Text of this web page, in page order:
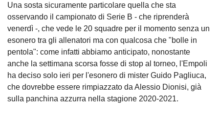
Una sosta sicuramente particolare quella che sta
osservando il campionato di Serie B - che riprenderà
venerdì -, che vede le 20 squadre per il momento senza un
esonero tra gli allenatori ma con qualcosa che "bolle in
pentola": come infatti abbiamo anticipato, nonostante
anche la settimana scorsa fosse di stop al torneo, l'Empoli
ha deciso solo ieri per l'esonero di mister Guido Pagliuca,
che dovrebbe essere rimpiazzato da Alessio Dionisi, già
sulla panchina azzurra nella stagione 2020-2021.